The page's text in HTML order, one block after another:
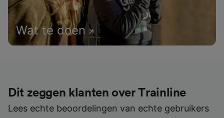
Wat te doen
Dit zeggen klanten over Trainline
Lees echte beoordelingen van echte gebruikers